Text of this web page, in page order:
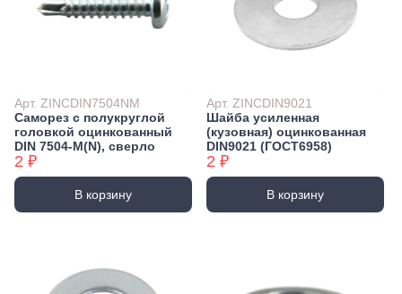
Арт. ZINCDIN7504NM
Саморез с полукруглой
головкой оцинкованный
DIN 7504-М(N), сверло
2 ₽
В корзину
Арт. ZINCDIN9021
Шайба усиленная
(кузовная) оцинкованная
DIN9021 (ГОСТ6958)
2 ₽
В корзину